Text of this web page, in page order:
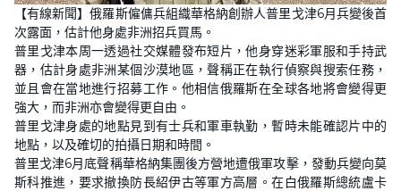
n
m
u
t
e
o
a
d
e
d
:
2
4
.
7
1
%
【有線新聞】俄羅斯僱傭兵組織華格納創辦人普里戈津6月兵變後首
次露面，估計他身處非洲招兵買馬。
普里戈津本周一透過社交媒體發布短片，他身穿迷彩軍服和手持武
器，估計身處非洲某個沙漠地區，聲稱正在執行偵察與搜索任務，
並且會在當地進行招募工作。他相信俄羅斯在全球各地將會變得更
強大，而非洲亦會變得更自由。
普里戈津身處的地點見到有士兵和軍車執勤，暫時未能確認片中的
地點，以及確切的拍攝日期和時間。
普里戈津6月底聲稱華格納集團後方營地遭俄軍攻擊，發動兵變向莫
斯科推進，要求撤換防長紹伊古等軍方高層。在白俄羅斯總統盧卡